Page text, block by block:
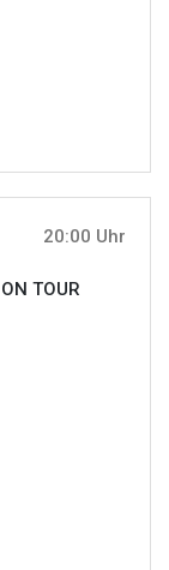
20:00 Uhr
ON TOUR